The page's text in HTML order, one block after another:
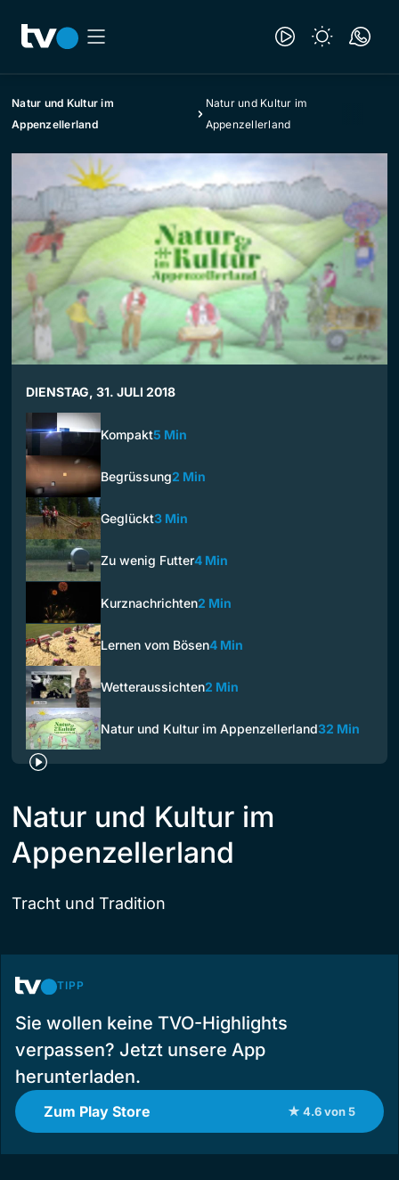
Natur und Kultur im
Appenzellerland
Natur und Kultur im
Appenzellerland
DIENSTAG, 31. JULI 2018
Kompakt5 Min
Begrüssung2 Min
Geglückt3 Min
Zu wenig Futter4 Min
Kurznachrichten2 Min
Lernen vom Bösen4 Min
Wetteraussichten2 Min
Natur und Kultur im Appenzellerland32 Min
Natur und Kultur im
Appenzellerland
Tracht und Tradition
TIPP
Sie wollen keine TVO-Highlights
verpassen? Jetzt unsere App
herunterladen.
Zum Play Store ★ 4.6 von 5